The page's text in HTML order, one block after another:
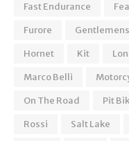
Fast Endurance
Furore
Hornet
Kit
Marco Belli
On The Road
Pit
Rossi
Salt Lake